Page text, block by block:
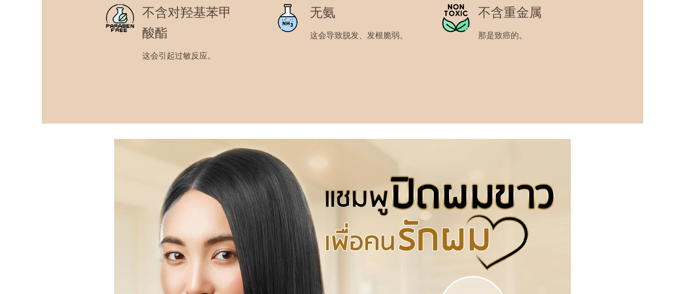
不含对羟基苯甲
酸酯
这会引起过敏反应。
无氨
这会导致脱发、发根脆弱。
不含重金属
那是致癌的。